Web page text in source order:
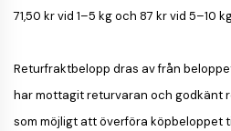
71,50 kr vid 1–5 kg och 87 kr vid 5–10
Returfraktbelopp dras av från
har mottagit returvaran och godkänt
som möjligt att överföra köpbeloppet